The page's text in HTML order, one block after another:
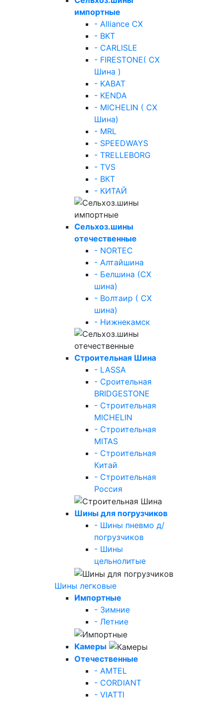
импортные
- Alliance СХ
- BKT
- CARLISLE
- FIRESTONE( СХ
Шина )
- KABAT
- KENDA
- MICHELIN ( СХ
Шина)
- MRL
- SPEEDWAYS
- TRELLEBORG
- TVS
- ВКТ
- КИТАЙ
Сельхоз.шины
отечественные
- NORTEC
- Алтайшина
- Белшина (СХ
шина)
- Волтаир ( СХ
шина)
- Нижнекамск
Строительная Шина
- LASSA
- Сроительная
BRIDGESTONE
- Строительная
MICHELIN
- Строительная
MITAS
- Строительная
Китай
- Строительная
Россия
Шины для погрузчиков
- Шины пневмо д/
погрузчиков
- Шины
цельнолитые
Шины легковые
Импортные
- Зимние
- Летние
Камеры
Отечественные
- AMTEL
- CORDIANT
- VIATTI